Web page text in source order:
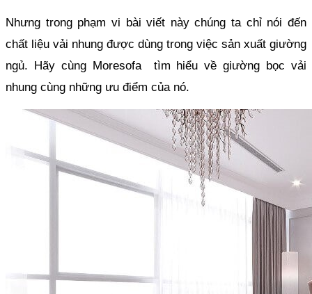
Nhưng trong phạm vi bài viết này chúng ta chỉ nói đến
chất liệu vải nhung được dùng trong việc sản xuất giường
ngủ. Hãy cùng Moresofa  tìm hiểu về giường bọc vải
nhung cùng những ưu điểm của nó.